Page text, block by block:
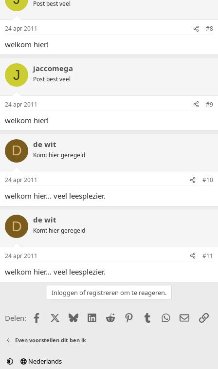
Post best veel
24 apr 2011 #8
welkom hier!
J jaccomega
Post best veel
24 apr 2011 #9
welkom hier!
D de wit
Komt hier geregeld
24 apr 2011 #10
welkom hier... veel leesplezier.
D de wit
Komt hier geregeld
24 apr 2011 #11
welkom hier... veel leesplezier.
Inloggen of registreren om te reageren.
Delen: FacebookX (Twitter)
BlueskyLinkedIn
Reddit PinterestTumblr WhatsApp
E-mail
Even voorstellen dit ben ik
Nederlands